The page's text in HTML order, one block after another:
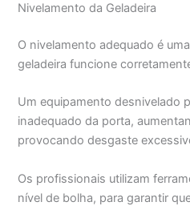
Nivelamento da Geladeira
O nivelamento adequado é
geladeira funcione
Um equipamento desnivelado
inadequado da porta,
provocando desgaste
Os profissionais utilizam
nível de bolha, para garantir